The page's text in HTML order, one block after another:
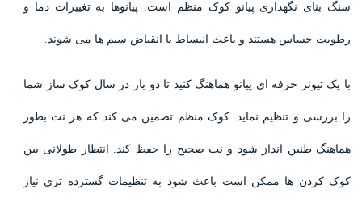
سنگ بنای نگهداری پیانو کوک منظم است. پیانوها به تغییرات دما و
رطوبت حساس هستند و باعث انبساط یا انقباض سیم ها می شوند.
با یک تیونر حرفه ای پیانو هماهنگ کنید تا دو بار در سال کوک ساز شما
را بررسی و تنظیم نماید. کوک منظم تضمین می کند که هر نت بطور
هماهنگ طنین انداز شود و نت صحیح را حفظ کند. انتظار طولانی بین
کوک کردن ها ممکن است باعث شود به تنظیمات گسترده تری نیاز